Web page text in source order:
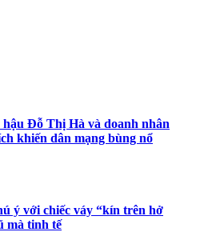
Đỗ Thị Hà và doanh nhân
khiến dân mạng bùng nổ
ý với chiếc váy “kín trên hở
mà tinh tế